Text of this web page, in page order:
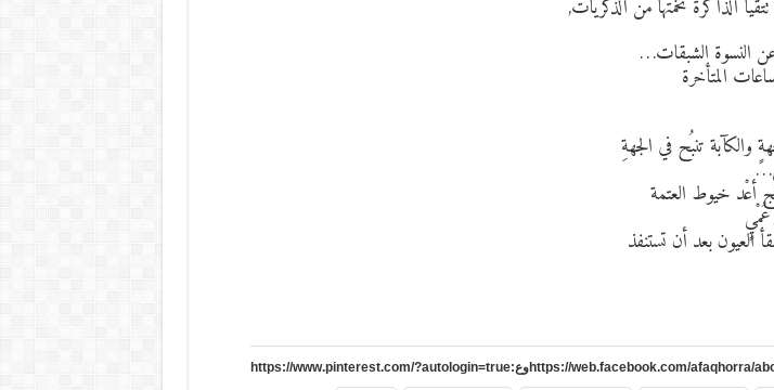
الذاكرة تخمتها من الذكريات,
النسوة الشبقات…
المتأخرة
والكآبة تنبُح في الجهةِ
أعْد خيوط العتمة
العيون بعد أن تستنفذ